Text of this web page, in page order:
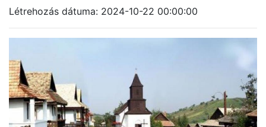
Létrehozás dátuma: 2024-10-22 00:00:00